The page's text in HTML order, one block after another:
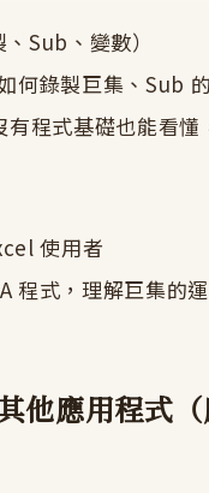
Sub、變數）
何錄製巨集、Sub
程式基礎也能看懂
使用者
程式，理解巨集的
應用程式（